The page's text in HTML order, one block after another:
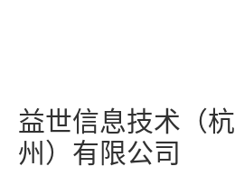
益世信息技术（杭
州）有限公司